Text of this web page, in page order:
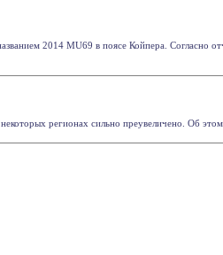
2014 MU69 в поясе Койпера. Согласно
регионах сильно преувеличено. Об этом